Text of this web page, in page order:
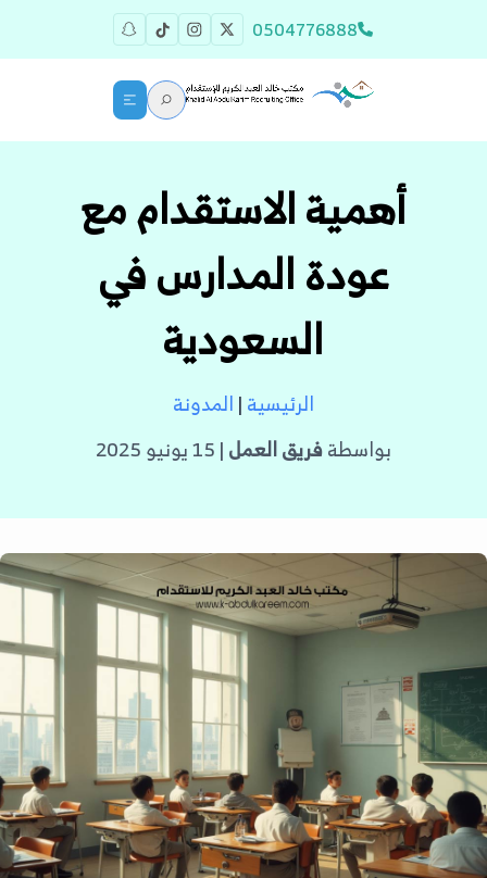
0504776888
أهمية الاستقدام مع
عودة المدارس في
السعودية
الرئيسية|المدونة
بواسطةفريق العمل| 15 يونيو 2025